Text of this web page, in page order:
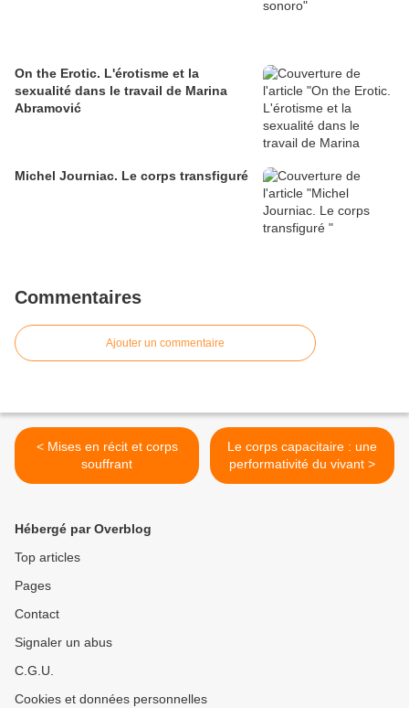
On the Erotic. L'érotisme et la
sexualité dans le travail de Marina
Abramović
Michel Journiac. Le corps transfiguré
Commentaires
Ajouter un commentaire
< Mises en récit et corps
souffrant
Le corps capacitaire : une
performativité du vivant >
Hébergé par Overblog
Top articles
Pages
Contact
Signaler un abus
C.G.U.
Cookies et données personnelles